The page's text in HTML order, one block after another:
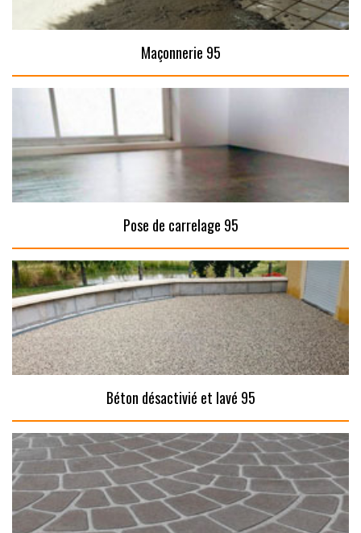
Maçonnerie 95
Pose de carrelage 95
Béton désactivié et lavé 95